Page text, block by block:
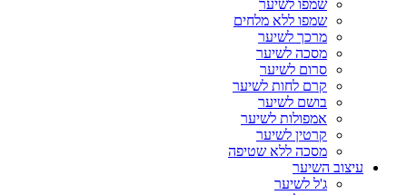
שמפו לשיער
שמפו ללא מלחים
מרכך לשיער
מסכה לשיער
סרום לשיער
קרם לחות לשיער
בושם לשיער
אמפולות לשיער
קרטין לשיער
מסכה ללא שטיפה
עיצוב השיער
ג'ל לשיער